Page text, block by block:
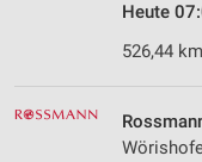
Heute
526,44